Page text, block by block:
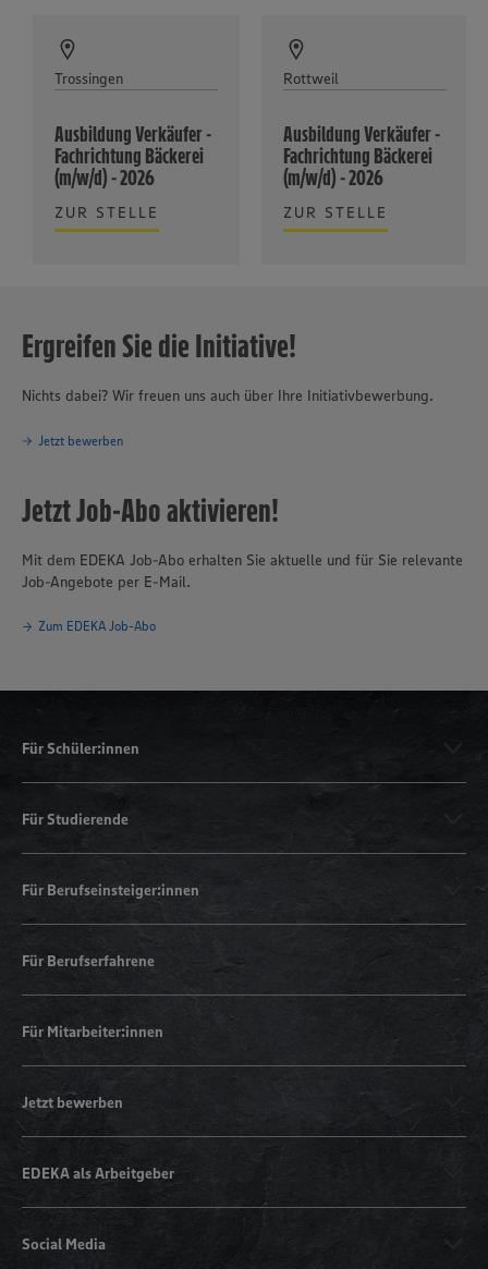
Trossingen
Ausbildung Verkäufer -
Fachrichtung Bäckerei
(m/w/d) - 2026
ZUR STELLE
Rottweil
Ausbildung Verkäufer -
Fachrichtung Bäckerei
(m/w/d) - 2026
ZUR STELLE
Ergreifen Sie die Initiative!
Nichts dabei? Wir freuen uns auch über Ihre Initiativbewerbung.
Jetzt bewerben
Jetzt Job-Abo aktivieren!
Mit dem EDEKA Job-Abo erhalten Sie aktuelle und für Sie relevante
Job-Angebote per E-Mail.
Zum EDEKA Job-Abo
Für Schüler:innen
Für Studierende
Für Berufseinsteiger:innen
Für Berufserfahrene
Für Mitarbeiter:innen
Jetzt bewerben
EDEKA als Arbeitgeber
Social Media